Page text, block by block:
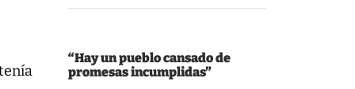
“Hay un pueblo cansado de
promesas incumplidas”